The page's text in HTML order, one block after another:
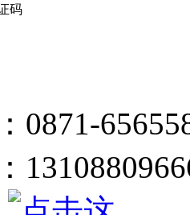
0871-